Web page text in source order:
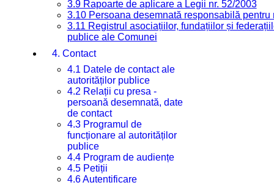
3.9 Rapoarte de aplicare a Legii nr. 52/2003
3.10 Persoana desemnată responsabilă
3.11 Registrul asociațiilor, fundațiilor și
publice ale Comunei
4. Contact
4.1 Datele de contact ale
autorităților publice
4.2 Relații cu presa -
persoană desemnată, date
de contact
4.3 Programul de
funcționare al autorităților
publice
4.4 Program de audiențe
4.5 Petiții
4.6 Autentificare